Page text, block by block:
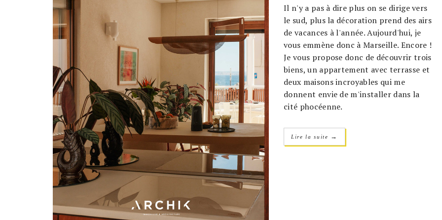
Il n'y a pas à dire plus on se dirige vers
le sud, plus la décoration prend des airs
de vacances à l'année. Aujourd'hui, je
vous emmène donc à Marseille. Encore !
Je vous propose donc de découvrir trois
biens, un appartement avec terrasse et
deux maisons incroyables qui me
donnent envie de m'installer dans la
cité phocéenne.
Lire la suite →